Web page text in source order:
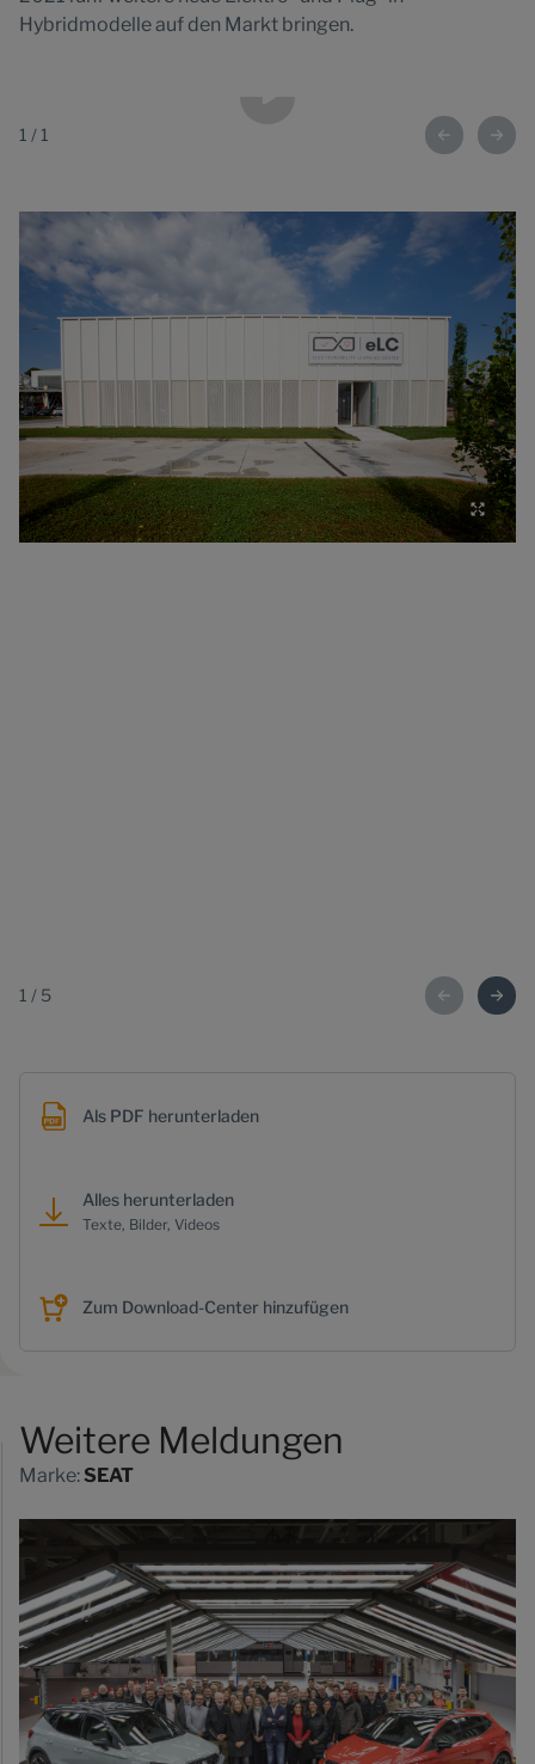
Hybridmodelle auf den Markt bringen.
1 / 1
1 / 5
Als PDF herunterladen
Alles herunterladen
Texte, Bilder, Videos
Zum Download-Center hinzufügen
Weitere Meldungen
Marke: SEAT